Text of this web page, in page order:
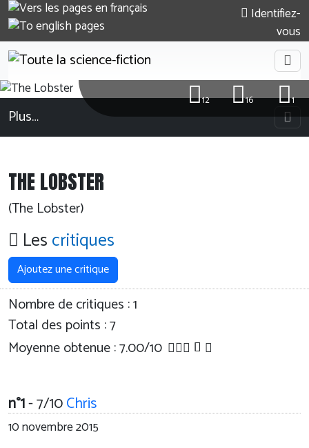
Identifiez-
vous
1
16
12
Plus…
THE LOBSTER
(The Lobster)
Lescritiques
Ajoutez une critique
Nombre de critiques :1
Total des points : 7
Moyenne obtenue :7.00/10
n°1- 7/10Chris
10 novembre 2015